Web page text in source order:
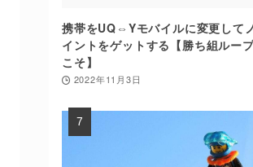
携帯をUQ⇔Yモバイルに変更して
イントをゲットする【勝ち組ルー
こそ】
2022年11月3日